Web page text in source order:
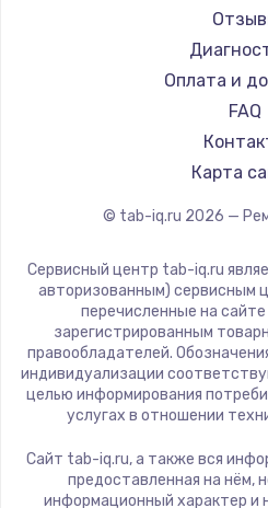
Dell
HP
ZTE
Оплата и
FAQ
Карта
© tab-iq.ru 2026 —
Сервисный центр tab-iq.ru
авторизованным) сервисным
перечисленные на
зарегистрированным
правообладателей.
индивидуализации
целью информирования
услугах в отношении
Сайт tab-iq.ru, а также вся
предоставленная на нём,
информационный характер и